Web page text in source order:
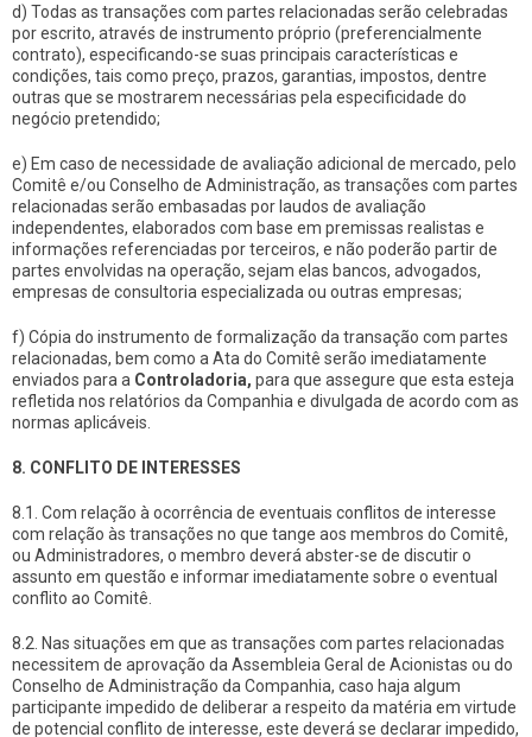
d) Todas as transações com partes relacionadas serão celebradas
por escrito, através de instrumento próprio (preferencialmente
contrato), especificando-se suas principais características e
condições, tais como preço, prazos, garantias, impostos, dentre
outras que se mostrarem necessárias pela especificidade do
negócio pretendido;
e) Em caso de necessidade de avaliação adicional de mercado, pelo
Comitê e/ou Conselho de Administração, as transações com partes
relacionadas serão embasadas por laudos de avaliação
independentes, elaborados com base em premissas realistas e
informações referenciadas por terceiros, e não poderão partir de
partes envolvidas na operação, sejam elas bancos, advogados,
empresas de consultoria especializada ou outras empresas;
f) Cópia do instrumento de formalização da transação com partes
relacionadas, bem como a Ata do Comitê serão imediatamente
enviados para a Controladoria, para que assegure que esta esteja
refletida nos relatórios da Companhia e divulgada de acordo com as
normas aplicáveis.
8. CONFLITO DE INTERESSES
8.1. Com relação à ocorrência de eventuais conflitos de interesse
com relação às transações no que tange aos membros do Comitê,
ou Administradores, o membro deverá abster-se de discutir o
assunto em questão e informar imediatamente sobre o eventual
conflito ao Comitê.
8.2. Nas situações em que as transações com partes relacionadas
necessitem de aprovação da Assembleia Geral de Acionistas ou do
Conselho de Administração da Companhia, caso haja algum
participante impedido de deliberar a respeito da matéria em virtude
de potencial conflito de interesse, este deverá se declarar impedido,